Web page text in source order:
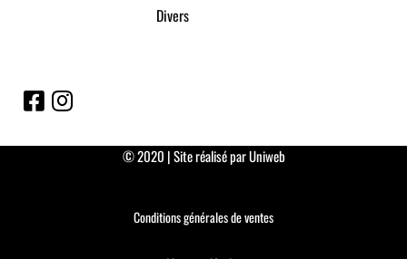
Divers
© 2020 | Site réalisé par Uniweb
Conditions générales de ventes